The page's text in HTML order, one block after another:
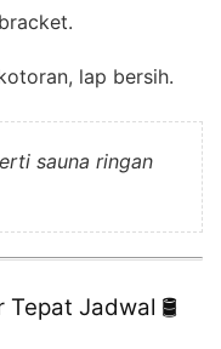
lap bersih.
sauna ringan
Tepat Jadwal 🛢️